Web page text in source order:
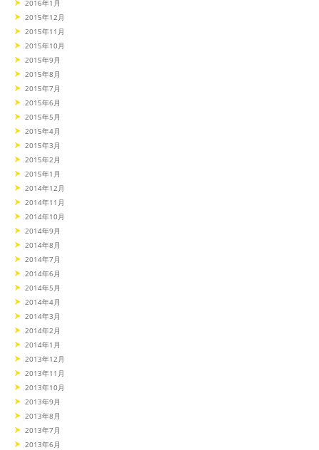
2016年1月
2015年12月
2015年11月
2015年10月
2015年9月
2015年8月
2015年7月
2015年6月
2015年5月
2015年4月
2015年3月
2015年2月
2015年1月
2014年12月
2014年11月
2014年10月
2014年9月
2014年8月
2014年7月
2014年6月
2014年5月
2014年4月
2014年3月
2014年2月
2014年1月
2013年12月
2013年11月
2013年10月
2013年9月
2013年8月
2013年7月
2013年6月